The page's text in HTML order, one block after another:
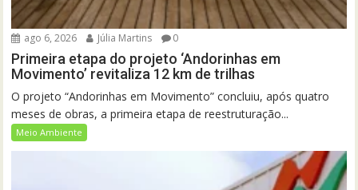
ago 6, 2026 Júlia Martins 0
Primeira etapa do projeto ‘Andorinhas em
Movimento’ revitaliza 12 km de trilhas
O projeto “Andorinhas em Movimento” concluiu, após quatro
meses de obras, a primeira etapa de reestruturação...
Meio Ambiente